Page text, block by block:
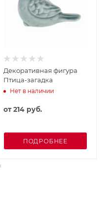
Декоративная фигура
Птица-загадка
Нет в наличии
от214 руб.
ПОДРОБНЕЕ